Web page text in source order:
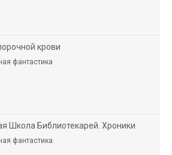
крови
фантастика
Школа Библиотекарей. Хроники
фантастика